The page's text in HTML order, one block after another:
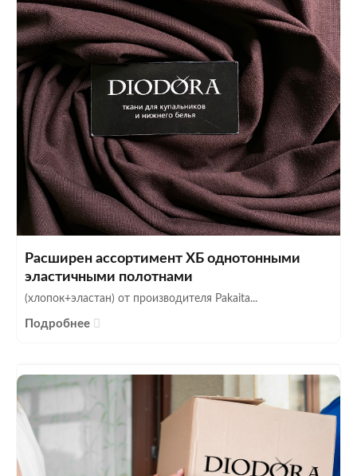
Расширен ассортимент ХБ однотонными
эластичными полотнами
(хлопок+эластан) от производителя Pakaita...
Подробнее